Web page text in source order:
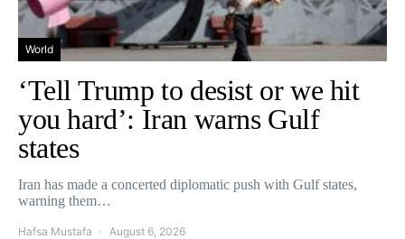
World
‘Tell Trump to desist or we hit
you hard’: Iran warns Gulf
states
Iran has made a concerted diplomatic push with Gulf states,
warning them…
Hafsa Mustafa August 6, 2026